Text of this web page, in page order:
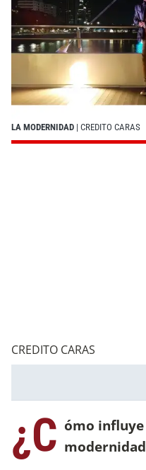
LA MODERNIDAD | CREDITO CARAS
CREDITO CARAS
¿C ómo